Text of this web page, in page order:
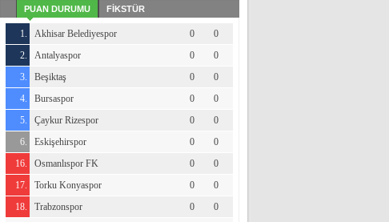
PUAN DURUMU FİKSTÜR
1. Akhisar Belediyespor 0 0
0
2. Antalyaspor 0 0
0
3. Beşiktaş 0 0
0
4. Bursaspor 0 0
0
5. Çaykur Rizespor 0 0
0
6. Eskişehirspor 0 0
0
16. Osmanlıspor FK 0 0
0
17. Torku Konyaspor 0 0
0
18. Trabzonspor 0 0